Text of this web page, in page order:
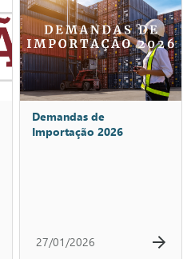
Demandas de
Importação 2026
27/01/2026